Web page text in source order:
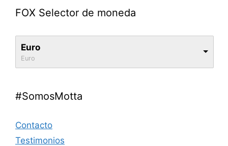
FOX Selector de moneda
Euro
Euro
#SomosMotta
Contacto
Testimonios